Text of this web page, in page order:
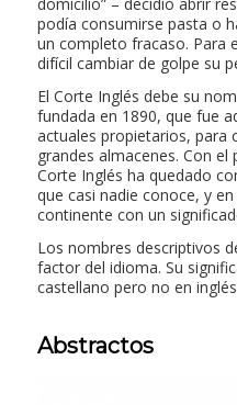
podía consumirse pasta o
un completo fracaso. Para
difícil cambiar de golpe su
El Corte Inglés debe su
fundada en 1890, que fue
actuales propietarios, para
grandes almacenes. Con
Corte Inglés ha quedado
que casi nadie conoce, y
continente con un
Los nombres descriptivos
factor del idioma. Su
castellano pero no en
Abstractos